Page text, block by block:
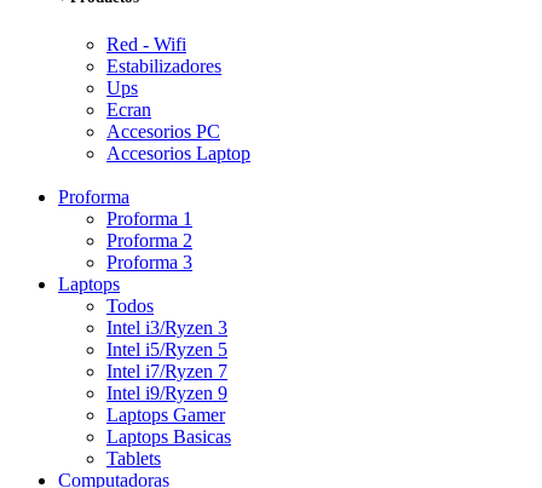
Red - Wifi
Estabilizadores
Ups
Ecran
Accesorios PC
Accesorios Laptop
Proforma
Proforma 1
Proforma 2
Proforma 3
Laptops
Todos
Intel i3/Ryzen 3
Intel i5/Ryzen 5
Intel i7/Ryzen 7
Intel i9/Ryzen 9
Laptops Gamer
Laptops Basicas
Tablets
Computadoras